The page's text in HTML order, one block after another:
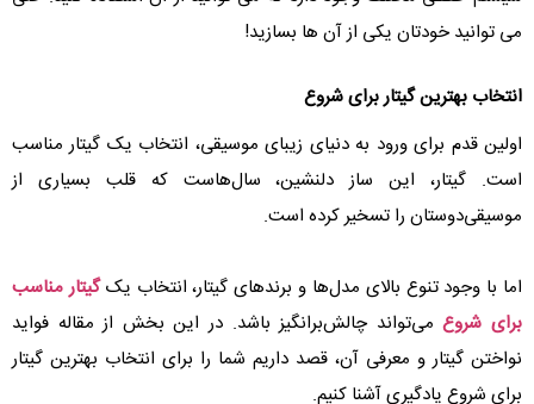
می توانید خودتان یکی از آن ها بسازید!
انتخاب بهترین گیتار برای شروع
اولین قدم برای ورود به دنیای زیبای موسیقی، انتخاب یک گیتار مناسب
است. گیتار، این ساز دلنشین، سال‌هاست که قلب بسیاری از
موسیقی‌دوستان را تسخیر کرده است.
اما با وجود تنوع بالای مدل‌ها و برندهای گیتار، انتخاب یکگیتار مناسب
برای شروعمی‌تواند چالش‌برانگیز باشد. در این بخش از مقاله فواید
نواختن گیتار و معرفی آن، قصد داریم شما را برای انتخاب بهترین گیتار
برای شروع یادگیری آشنا کنیم.